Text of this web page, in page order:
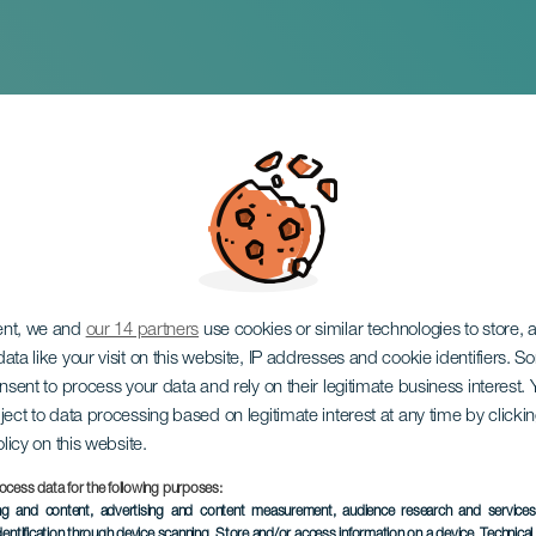
we and our 14 partners use cookies or similar technologies to store,
like your visit on this website, IP addresses and cookie identifiers.
to process your data and rely on their legitimate business interest.
to data processing based on legitimate interest at any time by
on this website.
data for the following purposes:
and content, advertising and content measurement, audience research and
Haroun
EVENTO PASSATO